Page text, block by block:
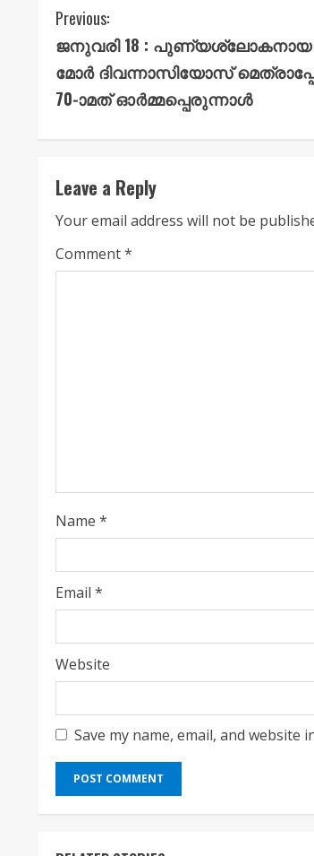
C
o
n
t
i
n
u
e
n
g
Previous:
ജനുവരി 18 : പുണ്യശ്ലോകനായ
മോർ ദിവന്നാസിയോസ്
70-ാമത് ഓർമ്മപ്പെരുന്നാൾ
Leave a Reply
Your email address will not be
Comment*
Name *
Email *
Website
Save my name, email, and